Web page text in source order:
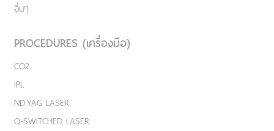
อื่นๆ
PROCEDURES (เครื่องมือ)
CO2
IPL
ND:YAG LASER
Q-SWITCHED LASER